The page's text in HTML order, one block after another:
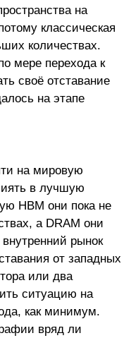
на
классическая
количествах.
мере перехода к
своё отставание
на этапе
на мировую
в лучшую
HBM они пока не
а DRAM они
рынок
от западных
или два
ситуацию на
как минимум.
вряд ли